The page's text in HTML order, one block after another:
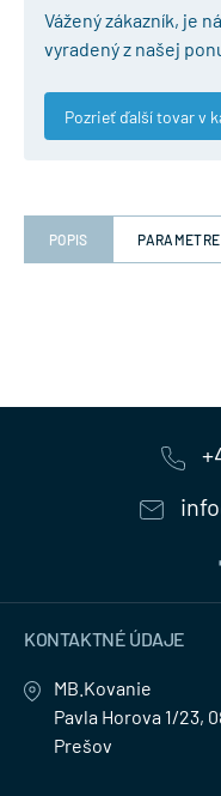
Vážený zákazník, je
vyradený z našej
Pozrieť ďalší tovar v
POPIS PARAMETRE
KONTAKTNÉ ÚDAJE
MB.Kovanie
Pavla Horova 1/23,
Prešov